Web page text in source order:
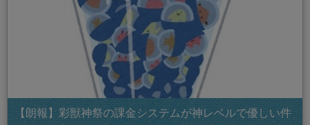
【朗報】彩獣神祭の課金システムが神レベルで優しい件